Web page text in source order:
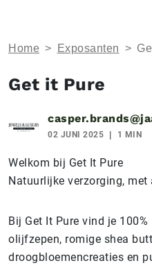
Home > Exposanten >
Get it Pure
02 JUNI 2025 1 MIN
Welkom bij Get It Pure
Natuurlijke verzorging,
Bij Get It Pure vind je
olijfzepen, romige shea
droogbloemencreaties en